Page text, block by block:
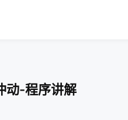
动-程序讲解